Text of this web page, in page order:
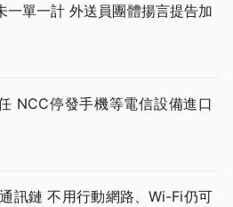
單一計 外送員團體揚言提告加
NCC停發手機等電信設備進口
訊鏈 不用行動網路、Wi-Fi仍可